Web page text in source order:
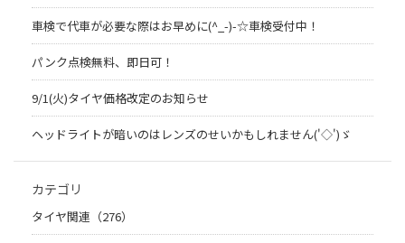
車検で代車が必要な際はお早めに(^_-)-☆車検受付中！
パンク点検無料、即日可！
9/1(火)タイヤ価格改定のお知らせ
ヘッドライトが暗いのはレンズのせいかもしれません('◇')ゞ
カテゴリ
タイヤ関連（276）